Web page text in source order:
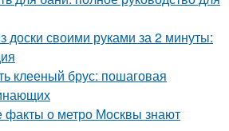
доски своими руками за 2 минуты:
клееный брус: пошаговая
факты о метро Москвы знают